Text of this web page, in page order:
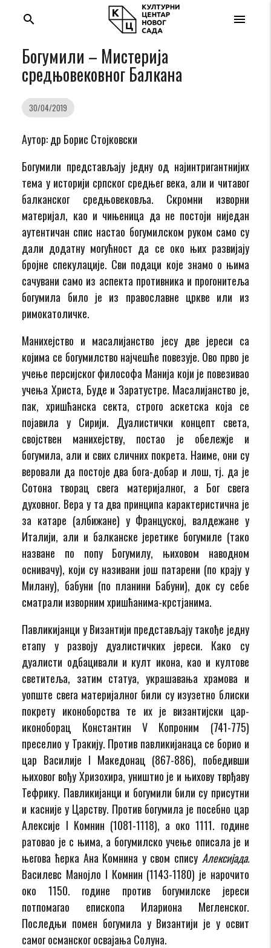
menu
search
Богумили – Мистерија
средњовековног Балкана
30/04/2019
Аутор: др Борис Стојковски
Богумили представљају једну од најинтригантнијих
тема у историји српског средњег века, али и читавог
балканског средњовековља. Скромни изворни
материјал, као и чињеница да не постоји ниједан
аутентичан спис настао богумилском руком само су
дали додатну могућност да се око њих развијају
бројне спекулације. Сви подаци које знамо о њима
сачувани само из аспекта противника и прогонитеља
богумила било је из православне цркве или из
римокатоличке.
Манихејство и масалијанство јесу две јереси са
којима се богумилство најчешће повезује. Ово прво је
учење персијског философа Манија који је повезивао
учења Христа, Буде и Заратустре. Масалијанство је,
пак, хришћанска секта, строго аскетска која се
појавила у Сирији. Дуалистички концепт света,
својствен манихејству, постао је обележје и
богумила, али и свих сличних покрета. Наиме, они су
веровали да постоје два бога-добар и лош, тј. да је
Сотона творац свега материјалног, а Бог свега
духовног. Вера у та два принципа карактеристична је
за катаре (албижане) у Француској, валдежане у
Италији, али и балканске јеретике богумиле (тако
назване по попу Богумилу, њиховом наводном
оснивачу), који су називани још патарени (по крају у
Милану), бабуни (по планини Бабуни), док су себе
сматрали изворним хришћанима-крстјанима.
Павликијанци у Византији представљају такође једну
етапу у развоју дуалистичких јереси. Како су
дуалисти одбацивали и култ икона, као и култове
светитеља, затим статуа, украшавања храмова и
уопште свега материјалног били су изузетно блиски
покрету иконоборства те их је византијски цар-
иконоборац Константин V Копроним (741-775)
преселио у Тракију. Против павликијанаца се борио и
цар Василије I Maкедонац (867-886), победивши
њиховог вођу Хризохира, уништио је и њихову тврђаву
Тефрику. Павликијанци и богумили били су присутни
и касније у Царству. Против богумила је посебно цар
Алексије I Koмнин (1081-1118), а око 1111. године
ратовао је с њима, а богумилско учење описала је и
његова ћерка Ана Комнина у свом спису Алексијада.
Василевс Манојло I Комнин (1143-1180) је нарочито
око 1150. године против богумилске јереси
потпомагао епископа Илариона Мегленског.
Последњи помен богумила у Византији је у освит
самог османског освајања Солуна.